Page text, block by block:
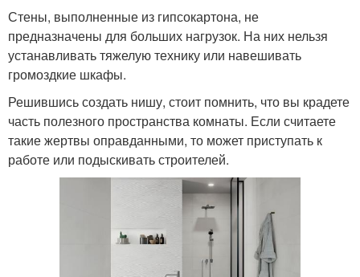
Стены, выполненные из гипсокартона, не
предназначены для больших нагрузок. На них нельзя
устанавливать тяжелую технику или навешивать
громоздкие шкафы.
Решившись создать нишу, стоит помнить, что вы крадете
часть полезного пространства комнаты. Если считаете
такие жертвы оправданными, то может приступать к
работе или подыскивать строителей.